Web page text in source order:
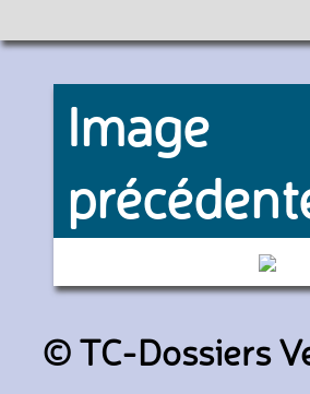
Image
6245
© TC-Dossiers